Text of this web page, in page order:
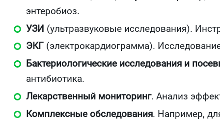
энтеробиоз.
УЗИ (ультразвуковые исследования).
ЭКГ (электрокардиограмма).
Бактериологические исследования и
антибиотика.
Лекарственный мониторинг. Анализ
Комплексные обследования. Например,